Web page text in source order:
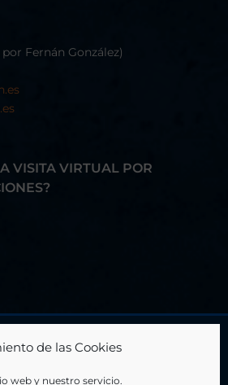
de las Cookies
web y nuestro servicio.
Fernán González)
VISITA VIRTUAL POR